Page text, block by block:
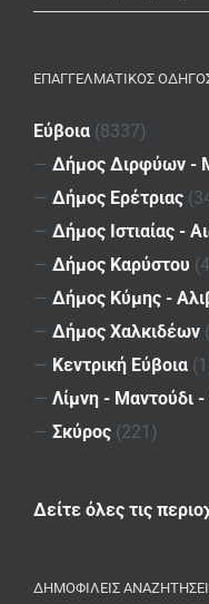
ΕΠΑΓΓΕΛΜΑΤΙΚΌΣ
Εύβοια (8337)
— Δήμος Διρφύων -
— Δήμος Ερέτριας
— Δήμος Ιστιαίας -
— Δήμος Καρύστου
— Δήμος Κύμης -
— Δήμος Χαλκιδέων
— Κεντρική Εύβοια
— Λίμνη - Μαντούδι -
— Σκύρος (221)
Δείτε όλες τις
ΔΗΜΟΦΙΛΕΙΣ